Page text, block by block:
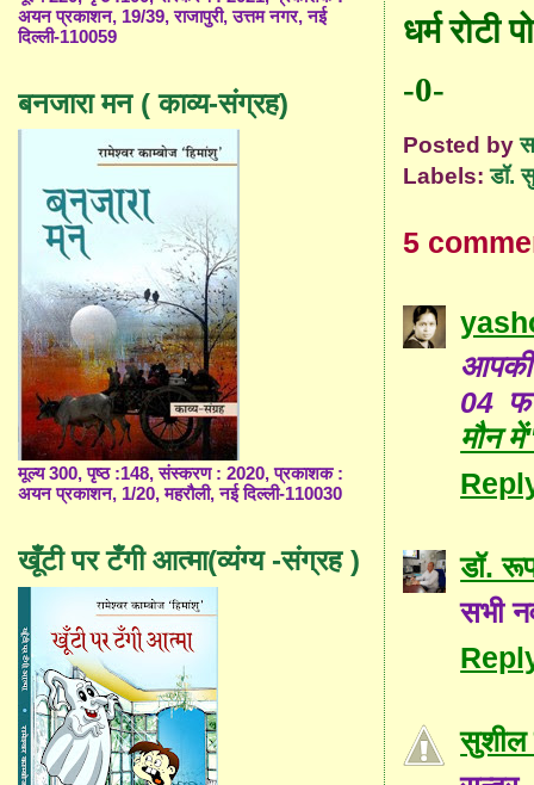
धर्म रोटी
-0-
Posted by
Labels:डॉ.
5
04
मौन
डॉ.
सभी
सुशील
अयन प्रकाशन, 19/39, राजापुरी, उत्तम नगर, नई
दिल्ली-110059
बनजारा मन ( काव्य-संग्रह)
मूल्य 300, पृष्ठ :148, संस्करण : 2020, प्रकाशक :
अयन प्रकाशन, 1/20, महरौली, नई दिल्ली-110030
खूँटी पर टँगी आत्मा(व्यंग्य -संग्रह )